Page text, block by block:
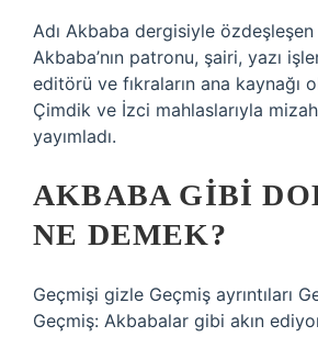
Adı Akbaba dergisiyle
Akbaba’nın patronu, şairi, yazı
editörü ve fıkraların ana kaynağı
Çimdik ve İzci mahlaslarıyla
yayımladı.
AKBABA GIBI
NE DEMEK?
Geçmişi gizle Geçmiş ayrıntıları
Geçmiş: Akbabalar gibi akın